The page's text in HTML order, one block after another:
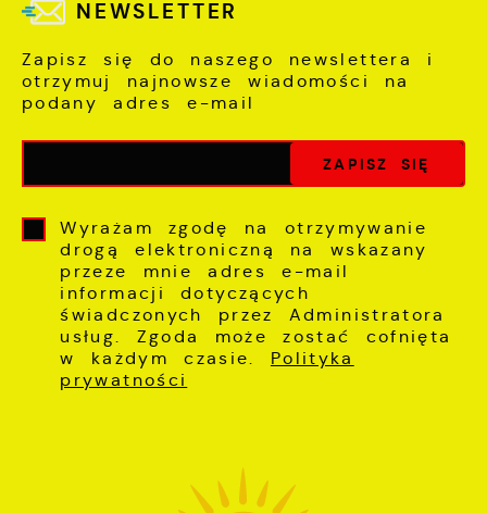
NEWSLETTER
Zapisz się do naszego newslettera i
otrzymuj najnowsze wiadomości na
podany adres e-mail
Wyrażam zgodę na otrzymywanie
drogą elektroniczną na wskazany
przeze mnie adres e-mail
informacji dotyczących
świadczonych przez Administratora
usług. Zgoda może zostać cofnięta
w każdym czasie. Polityka
prywatności